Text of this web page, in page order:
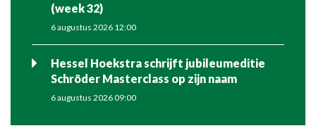
(week 32)
6 augustus 2026 12:00
Hessel Hoekstra schrijft jubileumeditie
Schröder Masterclass op zijn naam
6 augustus 2026 09:00